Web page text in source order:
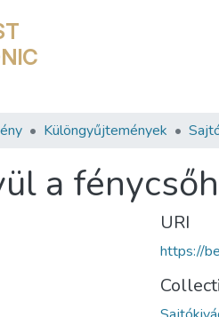
Különgyűjtemények
a
URI
https://